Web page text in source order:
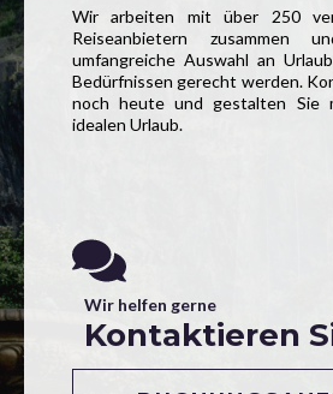
Wir arbeiten mit über 250
Reiseanbietern zusammen
umfangreiche Auswahl an
Bedürfnissen gerecht werden.
noch heute und gestalten Sie
idealen Urlaub.
Wir helfen gerne
Kontaktieren